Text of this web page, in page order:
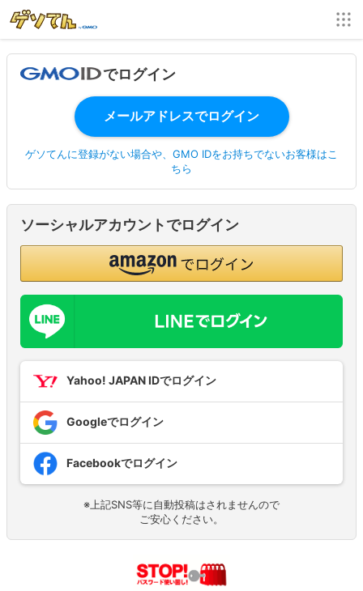
でログイン
ゲソてんに登録がない場合や、GMO IDをお持ちでないお客様はこ
ちら
ソーシャルアカウントでログイン
Yahoo! JAPAN IDでログイン
Googleでログイン
Facebookでログイン
※上記SNS等に自動投稿はされませんので
ご安心ください。